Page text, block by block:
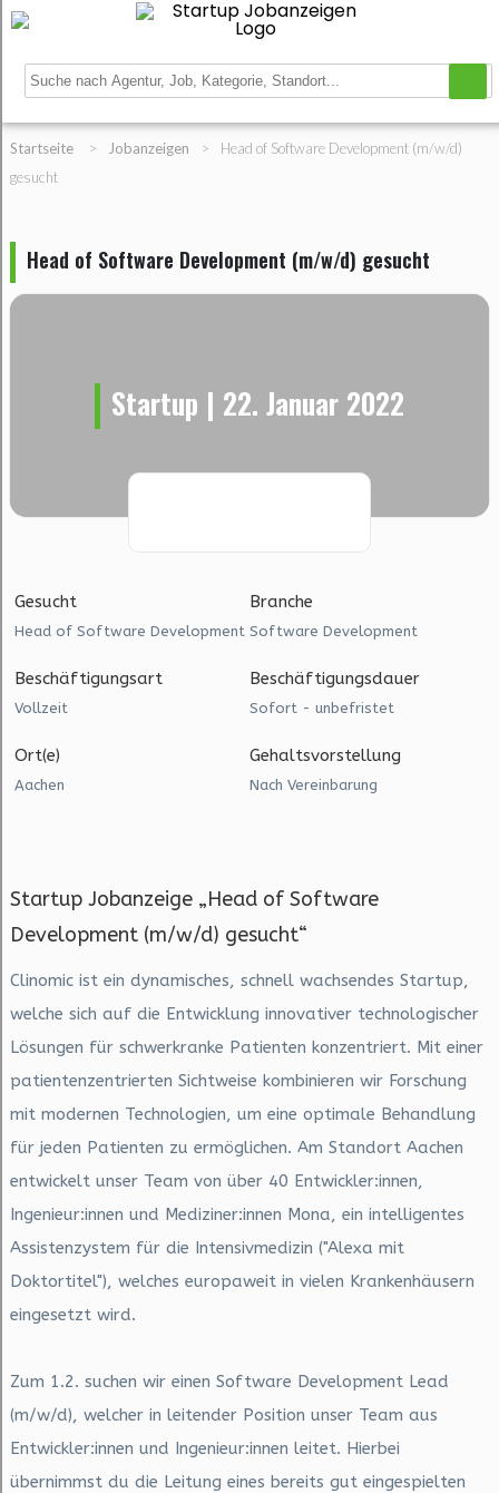
Startseite > Jobanzeigen >
Head of Software Development (m/w/d)
gesucht
Head of Software Development (m/w/d) gesucht
Startup | 22. Januar 2022
Gesucht
Head of Software Development
Branche
Software Development
Beschäftigungsart
Vollzeit
Beschäftigungsdauer
Sofort - unbefristet
Ort(e)
Aachen
Gehaltsvorstellung
Nach Vereinbarung
Startup Jobanzeige „Head of Software
Development (m/w/d) gesucht“
Clinomic ist ein dynamisches, schnell wachsendes Startup,
welche sich auf die Entwicklung innovativer technologischer
Lösungen für schwerkranke Patienten konzentriert. Mit einer
patientenzentrierten Sichtweise kombinieren wir Forschung
mit modernen Technologien, um eine optimale Behandlung
für jeden Patienten zu ermöglichen. Am Standort Aachen
entwickelt unser Team von über 40 Entwickler:innen,
Ingenieur:innen und Mediziner:innen Mona, ein intelligentes
Assistenzystem für die Intensivmedizin ("Alexa mit
Doktortitel"), welches europaweit in vielen Krankenhäusern
eingesetzt wird.
Zum 1.2. suchen wir einen Software Development Lead
(m/w/d), welcher in leitender Position unser Team aus
Entwickler:innen und Ingenieur:innen leitet. Hierbei
übernimmst du die Leitung eines bereits gut eingespielten